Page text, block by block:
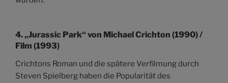
4.„Jurassic Park“ von Michael Crichton (1990) /
Film (1993)
Crichtons Roman und die spätere Verfilmung durch
Steven Spielberg haben die Popularität des